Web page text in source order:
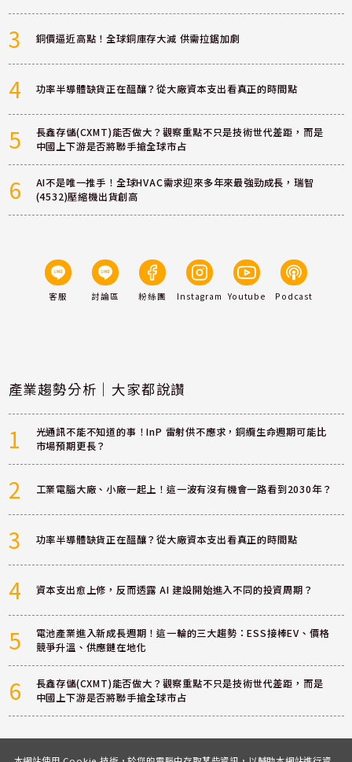
3 銅價逼近高點！全球銅庫存大減 供需拉鋸加劇
4 功率半導體缺貨正在醞釀？從大廠資本支出看真正的時間點
5
長鑫存儲(CXMT)能否做大？觀察重點不只是技術世代差距，而是
中國上下游是否將聯手搶全球市占
6
AI不是唯一推手！全球HVAC需求迎來多年來最強勁成長，瑞智
(4532)壓縮機出貨創高
客服 討論區 粉絲團 Instagram Youtube Podcast
產業趨勢分析｜大家都說讚
1
光通訊不能不知道的事！InP 雷射供不應求，銅纜生命週期可能比
市場預期更長？
2 工業電腦大廠、小廠一起上！這一波有沒有機會一路看到2030年？
3 功率半導體缺貨正在醞釀？從大廠資本支出看真正的時間點
4 資本支出愈上修，反而透露 AI 建設開始進入不同的投資周期？
5
電池產業進入新成長週期！這一輪的三大趨勢：ESS接棒EV、價格
競爭升溫、供應鏈在地化
6
長鑫存儲(CXMT)能否做大？觀察重點不只是技術世代差距，而是
中國上下游是否將聯手搶全球市占